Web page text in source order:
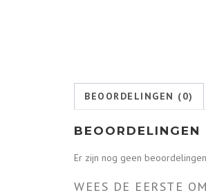
BEOORDELINGEN (0)
BEOORDELINGEN
Er zijn nog geen
WEES DE EERSTE